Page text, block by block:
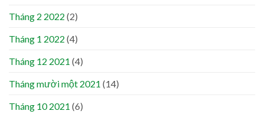
Tháng 2 2022 (2)
Tháng 1 2022 (4)
Tháng 12 2021 (4)
Tháng mười một 2021 (14)
Tháng 10 2021 (6)